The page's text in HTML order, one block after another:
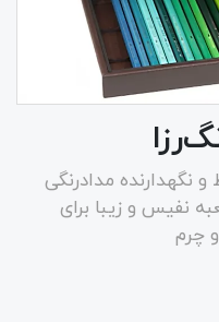
رزا محافظ و نگهدارنده مدادرنگی
نفیس و زیبا برای
چرم